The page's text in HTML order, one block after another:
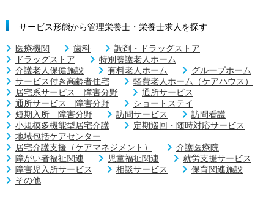
サービス形態から管理栄養士・栄養士求人を探す
医療機関 歯科
調剤・ドラッグストア
ドラッグストア
特別養護老人ホーム
介護老人保健施設
有料老人ホーム
グループホーム
サービス付き高齢者住宅
軽費老人ホーム（ケアハウス）
居宅系サービス 障害分野
通所サービス
通所サービス 障害分野
ショートステイ
短期入所 障害分野
訪問サービス
訪問看護
小規模多機能型居宅介護
定期巡回・随時対応サービス
地域包括ケアセンター
居宅介護支援（ケアマネジメント）
介護医療院
障がい者福祉関連
児童福祉関連
就労支援サービス
障害児入所サービス
相談サービス
保育関連施設
その他